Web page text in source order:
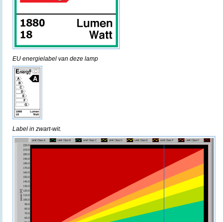
EU energielabel van deze lamp
Label in zwart-wit.